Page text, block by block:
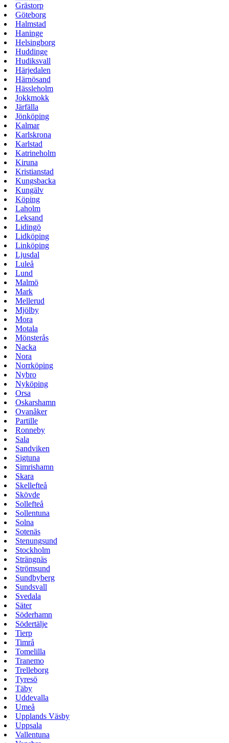
Grästorp
Göteborg
Halmstad
Haninge
Helsingborg
Huddinge
Hudiksvall
Härjedalen
Härnösand
Hässleholm
Jokkmokk
Järfälla
Jönköping
Kalmar
Karlskrona
Karlstad
Katrineholm
Kiruna
Kristianstad
Kungsbacka
Kungälv
Köping
Laholm
Leksand
Lidingö
Lidköping
Linköping
Ljusdal
Luleå
Lund
Malmö
Mark
Mellerud
Mjölby
Mora
Motala
Mönsterås
Nacka
Nora
Norrköping
Nybro
Nyköping
Orsa
Oskarshamn
Ovanåker
Partille
Ronneby
Sala
Sandviken
Sigtuna
Simrishamn
Skara
Skellefteå
Skövde
Sollefteå
Sollentuna
Solna
Sotenäs
Stenungsund
Stockholm
Strängnäs
Strömsund
Sundbyberg
Sundsvall
Svedala
Säter
Söderhamn
Södertälje
Tierp
Timrå
Tomelilla
Tranemo
Trelleborg
Tyresö
Täby
Uddevalla
Umeå
Upplands Väsby
Uppsala
Vallentuna